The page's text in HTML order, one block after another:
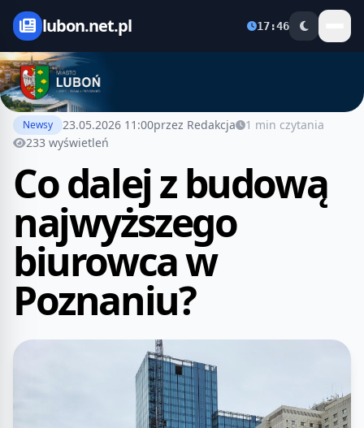
lubon.net.pl 17:46
Newsy 23.05.2026 11:00przez Redakcja
1 min czytania
233 wyświetleń
Co dalej z budową
najwyższego
biurowca w
Poznaniu?